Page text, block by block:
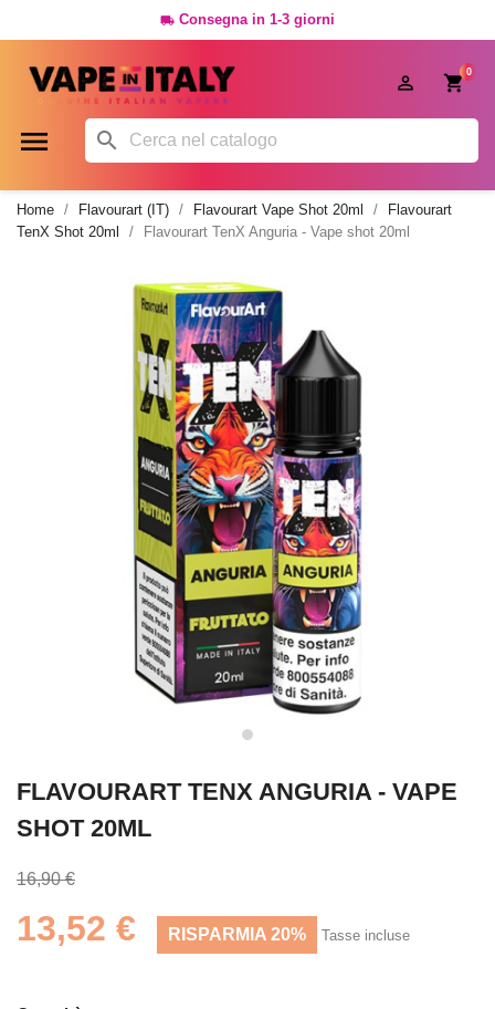
 Consegna in 1-3 giorni
0

 
Home Flavourart (IT) Flavourart Vape Shot 20ml
Flavourart
TenX Shot 20ml
Flavourart TenX Anguria - Vape shot 20ml
FLAVOURART TENX ANGURIA - VAPE
SHOT 20ML
16,90 €
13,52 € RISPARMIA 20% Tasse incluse